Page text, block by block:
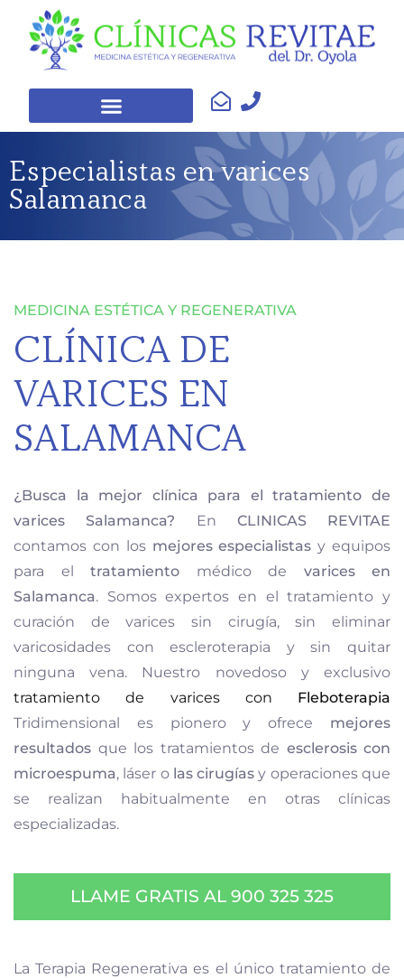
Especialistas en varices
Salamanca
MEDICINA ESTÉTICA Y REGENERATIVA
CLÍNICA DE
VARICES EN
SALAMANCA
¿Busca la mejor clínica para el tratamiento de
varices Salamanca? En CLINICAS REVITAE
contamos con los mejores especialistas y equipos
para el tratamiento médico de varices en
Salamanca. Somos expertos en el tratamiento y
curación de varices sin cirugía, sin eliminar
varicosidades con escleroterapia y sin quitar
ninguna vena. Nuestro novedoso y exclusivo
tratamiento de varices con Fleboterapia
Tridimensional es pionero y ofrece mejores
resultados que los tratamientos de esclerosis con
microespuma, láser olascirugías y operaciones que
se realizan habitualmente en otras clínicas
especializadas.
LLAME GRATIS AL 900 325 325
La Terapia Regenerativa es el único tratamiento de